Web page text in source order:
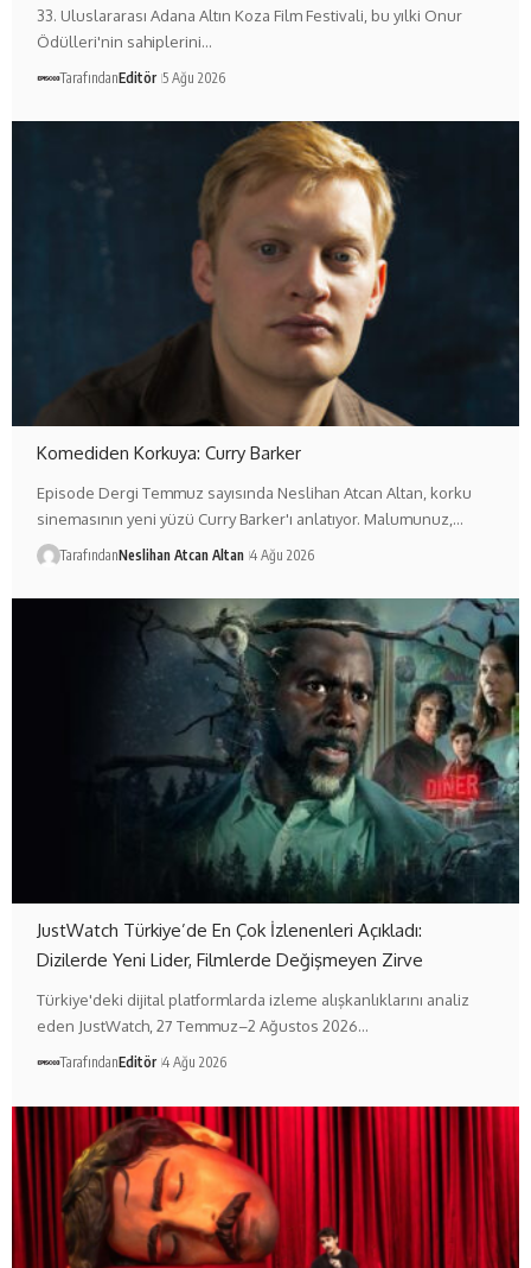
33. Uluslararası Adana Altın Koza Film Festivali, bu yılki Onur
Ödülleri'nin sahiplerini…
TarafındanEditör 5 Ağu 2026
Komediden Korkuya: Curry Barker
Episode Dergi Temmuz sayısında Neslihan Atcan Altan, korku
sinemasının yeni yüzü Curry Barker'ı anlatıyor. Malumunuz,…
TarafındanNeslihan Atcan Altan 4 Ağu 2026
JustWatch Türkiye’de En Çok İzlenenleri Açıkladı:
Dizilerde Yeni Lider, Filmlerde Değişmeyen Zirve
Türkiye'deki dijital platformlarda izleme alışkanlıklarını analiz
eden JustWatch, 27 Temmuz–2 Ağustos 2026…
TarafındanEditör 4 Ağu 2026